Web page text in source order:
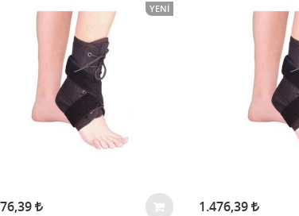
YENI
1.476,39